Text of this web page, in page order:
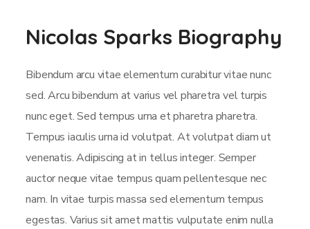
Nicolas Sparks Biography
Bibendum arcu vitae elementum curabitur vitae nunc
sed. Arcu bibendum at varius vel pharetra vel turpis
nunc eget. Sed tempus urna et pharetra pharetra.
Tempus iaculis urna id volutpat. At volutpat diam ut
venenatis. Adipiscing at in tellus integer. Semper
auctor neque vitae tempus quam pellentesque nec
nam. In vitae turpis massa sed elementum tempus
egestas. Varius sit amet mattis vulputate enim nulla